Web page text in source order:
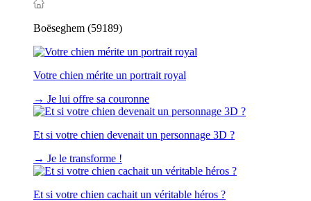
Boëseghem (59189)
Votre chien mérite un portrait royal
→ Je lui offre sa couronne
Et si votre chien devenait un personnage 3D ?
→ Je le transforme !
Et si votre chien cachait un véritable héros ?